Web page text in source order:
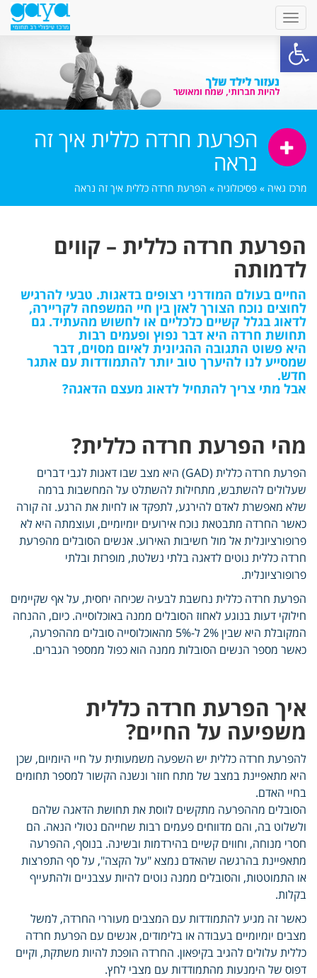
פתח סרגל נגישות
הפרעת חרדה כללית איך זה
נראה
מרכז גאיה » פסיכולוגיה » הפרעת חרדה כללית איך זה נראה
הפרעת חרדה כללית – קווים
לדמותה
החיים בעולם המודרני רצופים בדאגות. טבעי להרגיש
לחוצים נוכח הצורך לאזן בין חיי המשפחה לקריירה,
לדאוג בגלל קשיים כלכליים או לחשוש מהעתיד. גם
תחושת חרדה היא דבר נפוץ ופעמים רבות
היא פשוט התגובה ההגיונית לאיום מסוים, דבר
שמסייע לנו להיערך טוב יותר להתמודדות עם אתגר
חדש.
אבל מתי צריך להתחיל לדאוג מעצם הדאגה?
מהי הפרעת חרדה כללית?
הפרעת חרדה כללית (GAD) היא מצב שבו דאגות לגבי דברים
שעלולים להשתבש, מתחילות להשתלט על המחשבות ברמה
שלא מאפשרת לאדם להירגע, לתפקד או לחיות את הרגע. זה קורה
כאשר החרדה מתבטאת נוכח אירועים יומיומיים, ועוצמתה היא לא
פרופורציונלית אל מול חשיבות האירוע. אנשים הסובלים מהפרעת
חרדה כללית נוטים לדאגה בלתי נשלטת, מופרזת ובלתי
פרופורציונלית.
הפרעת חרדה כללית נחשבת לבעיה שכיחה יחסית, על אף שקיימים
חילוקי דעות בנוגע לאחוז הסובלים ממנה באוכלוסייה. כיום, ההנחה
המקובלת היא שבין 2% ל-5% מהאוכלוסייה סובלים מההפרעה,
כאשר מספר הנשים הסובלות ממנה הוא כפול ממספר הגברים.
איך הפרעת חרדה כללית
משפיעה על החיים?
להפרעת חרדה כללית יש השפעה משמעותית על חיי היומיום, שכן
היא מתאפיינת במצב של מתח חוזר ונשנה הקשור למספר תחומים
בחיי האדם.
הסובלים מההפרעה מתקשים לווסת את תחושת הדאגה שלהם
ולשלוט בה, והם מדווחים פעמים רבות שחייהם נטולי הנאה. הם
חסרי מנוחה, וחווים קשיים בהירדמות ובשינה. בנוסף, ההפרעה
מתאפיינת בהרגשה שהאדם נמצא "על הקצה", על סף התפרצות
או התמוטטות, והסובלים ממנה נוטים להיות עצבניים ולהתעייף
בקלות.
כאשר זה מגיע להתמודדות עם המצבים מעוררי החרדה, למשל
מצבים יומיומיים בעבודה או בלימודים, אנשים עם הפרעת חרדה
כללית עלולים להגיב בקיפאון. החרדה הופכת להיות משתקת, וקיים
דפוס של הימנעות מהתמודדות עם מצבי לחץ.